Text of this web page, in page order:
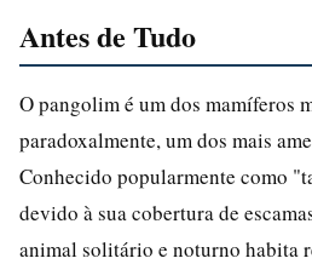
Antes de Tudo
O pangolim é um dos mamíferos
paradoxalmente, um dos mais
Conhecido popularmente como
devido à sua cobertura de
animal solitário e noturno habita